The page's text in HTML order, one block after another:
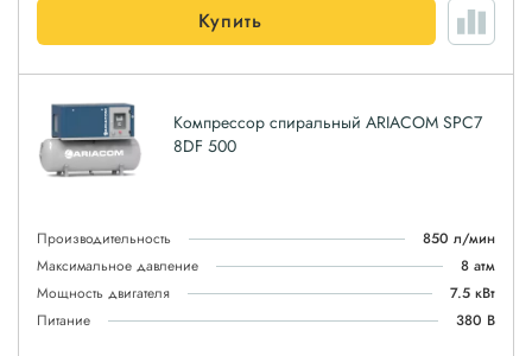
Купить
Компрессор спиральный ARIACOM SPC7
8DF 500
Производительность
850 л/мин
Максимальное давление
8 атм
Мощность двигателя
7.5 кВт
Питание
380 В